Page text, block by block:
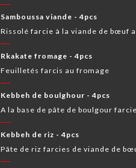
Samboussa viande - 4pcs
Rissolé farcie à la viande de bœuf
Rkakate fromage - 4pcs
Feuilletés farcis au fromage
Kebbeh de boulghour - 4pcs
A la base de pâte de boulgour
Kebbeh de riz - 4pcs
Pâte de riz farcies de viande de